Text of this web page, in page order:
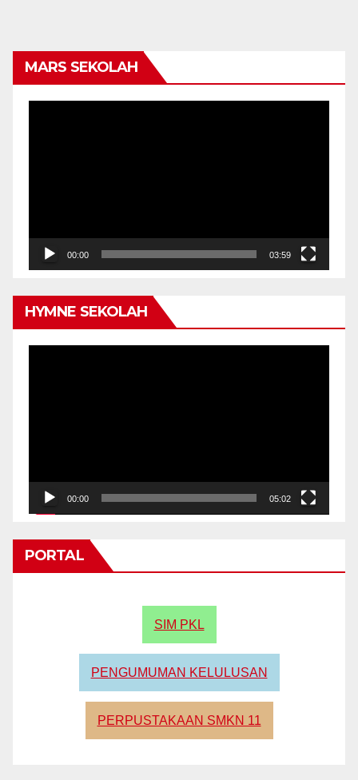
MARS SEKOLAH
00:00 03:59
HYMNE SEKOLAH
00:00 05:02
PORTAL
SIM PKL
PENGUMUMAN KELULUSAN
PERPUSTAKAAN SMKN 11